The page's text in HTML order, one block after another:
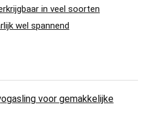
in veel soorten
wel spannend
voor gemakkelijke